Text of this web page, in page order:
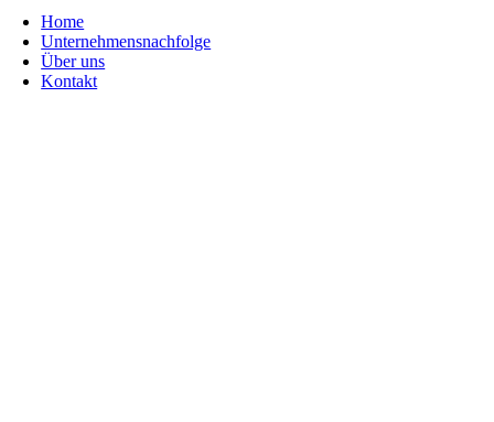
Home
Unternehmensnachfolge
Über uns
Kontakt